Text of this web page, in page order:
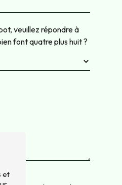
veuillez répondre à
font quatre plus huit ?
et